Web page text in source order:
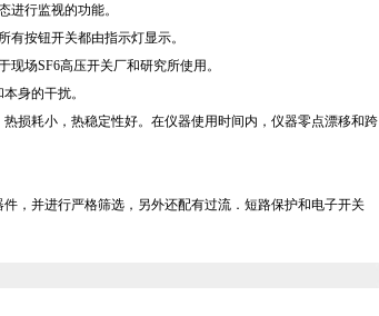
进行监视的功能。
有按钮开关都由指示灯显示。
场SF6高压开关厂和研究所使用。
身的干扰。
损耗小，热稳定性好。在仪器使用时间内，仪器零点漂移和跨
，并进行严格筛选，另外还配有过流．短路保护和电子开关